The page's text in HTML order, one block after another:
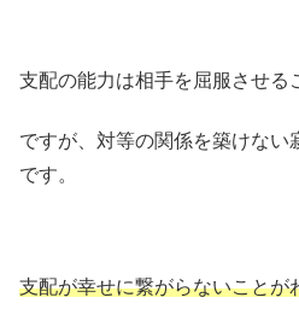
支配の能力は相手を屈服させる
ですが、対等の関係を築けない
です。
支配が幸せに繋がらないことが